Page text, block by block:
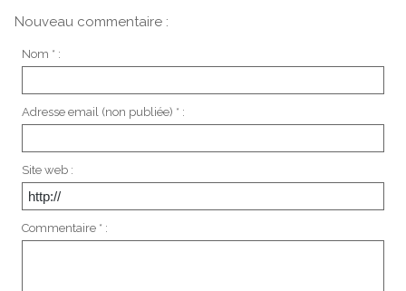
Nouveau commentaire :
Nom * :
Adresse email (non publiée) * :
Site web :
Commentaire * :